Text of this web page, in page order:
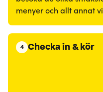
menyer och allt annat
4 Checka in & kör